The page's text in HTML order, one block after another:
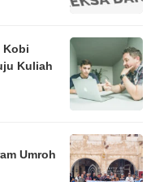
Kobi
Kuliah
Umroh